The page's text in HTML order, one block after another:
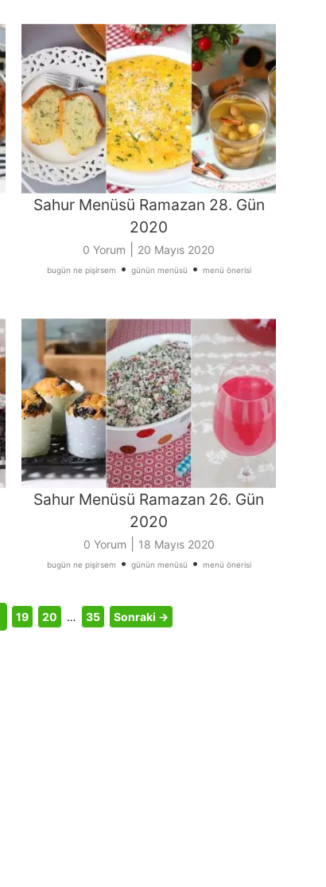
Sahur Menüsü Ramazan 28. Gün
2020
0 Yorum 20 Mayıs 2020
bugün ne pişirsem • günün menüsü • menü önerisi
Sahur Menüsü Ramazan 26. Gün
2020
0 Yorum 18 Mayıs 2020
bugün ne pişirsem • günün menüsü • menü önerisi
19 20 … 35 Sonraki →